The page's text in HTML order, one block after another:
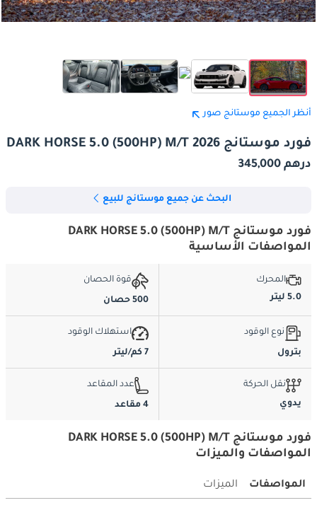
أنظر الجميع موستانج صور
فورد موستانج DARK HORSE 5.0 (500HP) M/T 2026
درهم 345,000
البحث عن جميع موستانج للبيع
فورد موستانج DARK HORSE 5.0 (500HP) M/T
المواصفات الأساسية
المحرك
5.0 ليتر
قوة الحصان
500 حصان
نوع الوقود
بترول
استهلاك الوقود
7 كم/ليتر
نقل الحركة
يدوي
عدد المقاعد
4 مقاعد
فورد موستانج DARK HORSE 5.0 (500HP) M/T
المواصفات والميزات
المواصفات الميزات